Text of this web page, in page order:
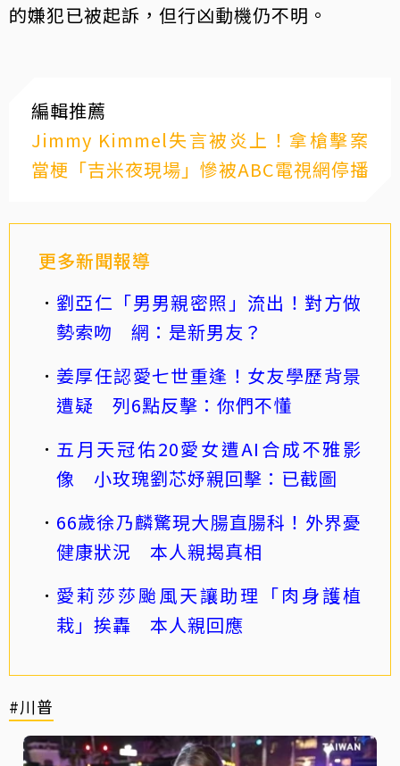
的嫌犯已被起訴，但行凶動機仍不明。
編輯推薦
Jimmy Kimmel失言被炎上！拿槍擊案
當梗「吉米夜現場」慘被ABC電視網停播
更多新聞報導
劉亞仁「男男親密照」流出！對方做
勢索吻 網：是新男友？
姜厚任認愛七世重逢！女友學歷背景
遭疑 列6點反擊：你們不懂
五月天冠佑20愛女遭AI合成不雅影
像 小玫瑰劉芯妤親回擊：已截圖
66歲徐乃麟驚現大腸直腸科！外界憂
健康狀況 本人親揭真相
愛莉莎莎颱風天讓助理「肉身護植
栽」挨轟 本人親回應
#川普